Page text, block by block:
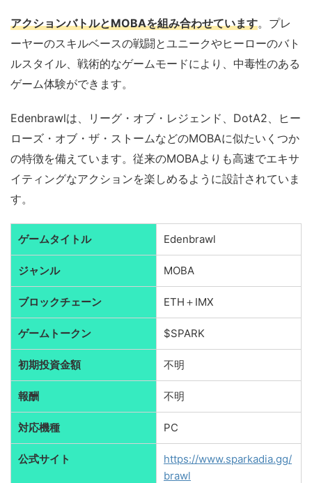
アクションバトルとMOBAを組み合わせています。プレ
ーヤーのスキルベースの戦闘とユニークやヒーローのバト
ルスタイル、戦術的なゲームモードにより、中毒性のある
ゲーム体験ができます。
Edenbrawlは、リーグ・オブ・レジェンド、DotA2、ヒー
ローズ・オブ・ザ・ストームなどのMOBAに似たいくつか
の特徴を備えています。従来のMOBAよりも高速でエキサ
イティングなアクションを楽しめるように設計されていま
す。
ゲームタイトル Edenbrawl
ジャンル MOBA
ブロックチェーン ETH＋IMX
ゲームトークン $SPARK
初期投資金額 不明
報酬 不明
対応機種 PC
公式サイト
https://www.sparkadia.gg/
brawl